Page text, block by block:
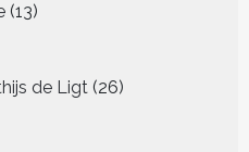
13
producten
de Ligt 26
producten